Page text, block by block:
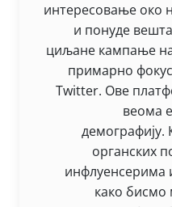
интересовање око
и понуде
циљане кампање
примарно
Twitter. Ове
веома
органских
инфлуенсерима
како бисмо